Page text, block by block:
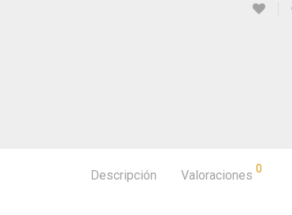
Descripción Valoraciones 0